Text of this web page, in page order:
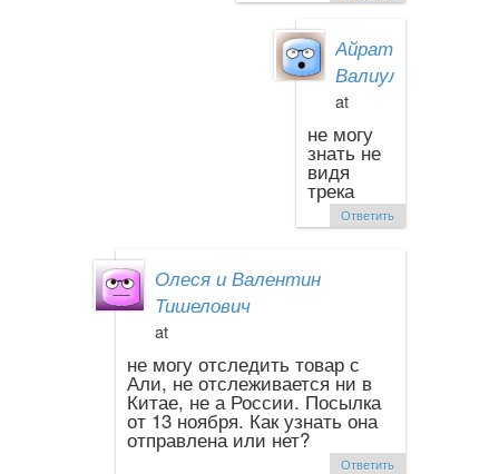
Айрат
Валиуллин
at
не могу
знать не
видя
трека
Ответить
Олеся и Валентин
Тишелович
at
не могу отследить товар с
Али, не отслеживается ни в
Китае, не а России. Посылка
от 13 ноября. Как узнать она
отправлена или нет?
Ответить